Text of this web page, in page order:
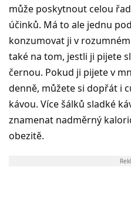
může poskytnout celou
účinků. Má to ale jednu
konzumovat ji v
také na tom, jestli ji pijete
černou. Pokud ji pijete v
denně, můžete si dopřát i
kávou. Více šálků sladké
znamenat nadměrný
obezitě.